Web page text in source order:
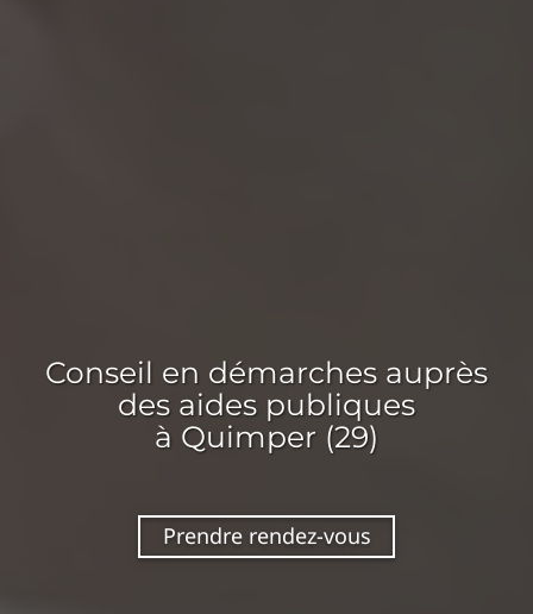
Conseil en démarches auprès
des aides publiques
à Quimper (29)
Prendre rendez-vous